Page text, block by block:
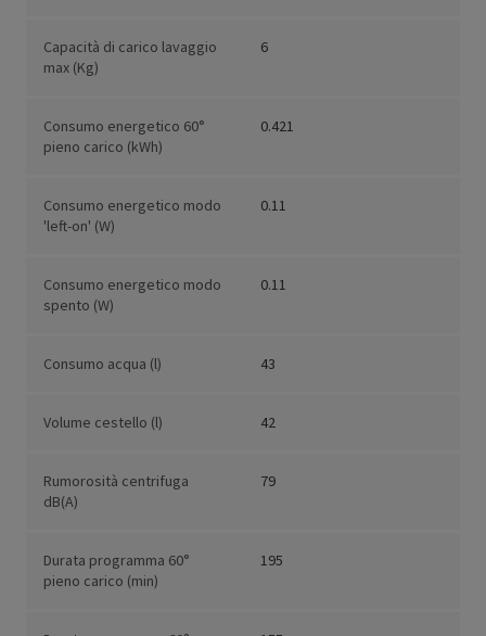
Capacità di carico lavaggio
max (Kg)
6
Consumo energetico 60°
pieno carico (kWh)
0.421
Consumo energetico modo
'left-on' (W)
0.11
Consumo energetico modo
spento (W)
0.11
Consumo acqua (l) 43
Volume cestello (l) 42
Rumorosità centrifuga
dB(A)
79
Durata programma 60°
pieno carico (min)
195